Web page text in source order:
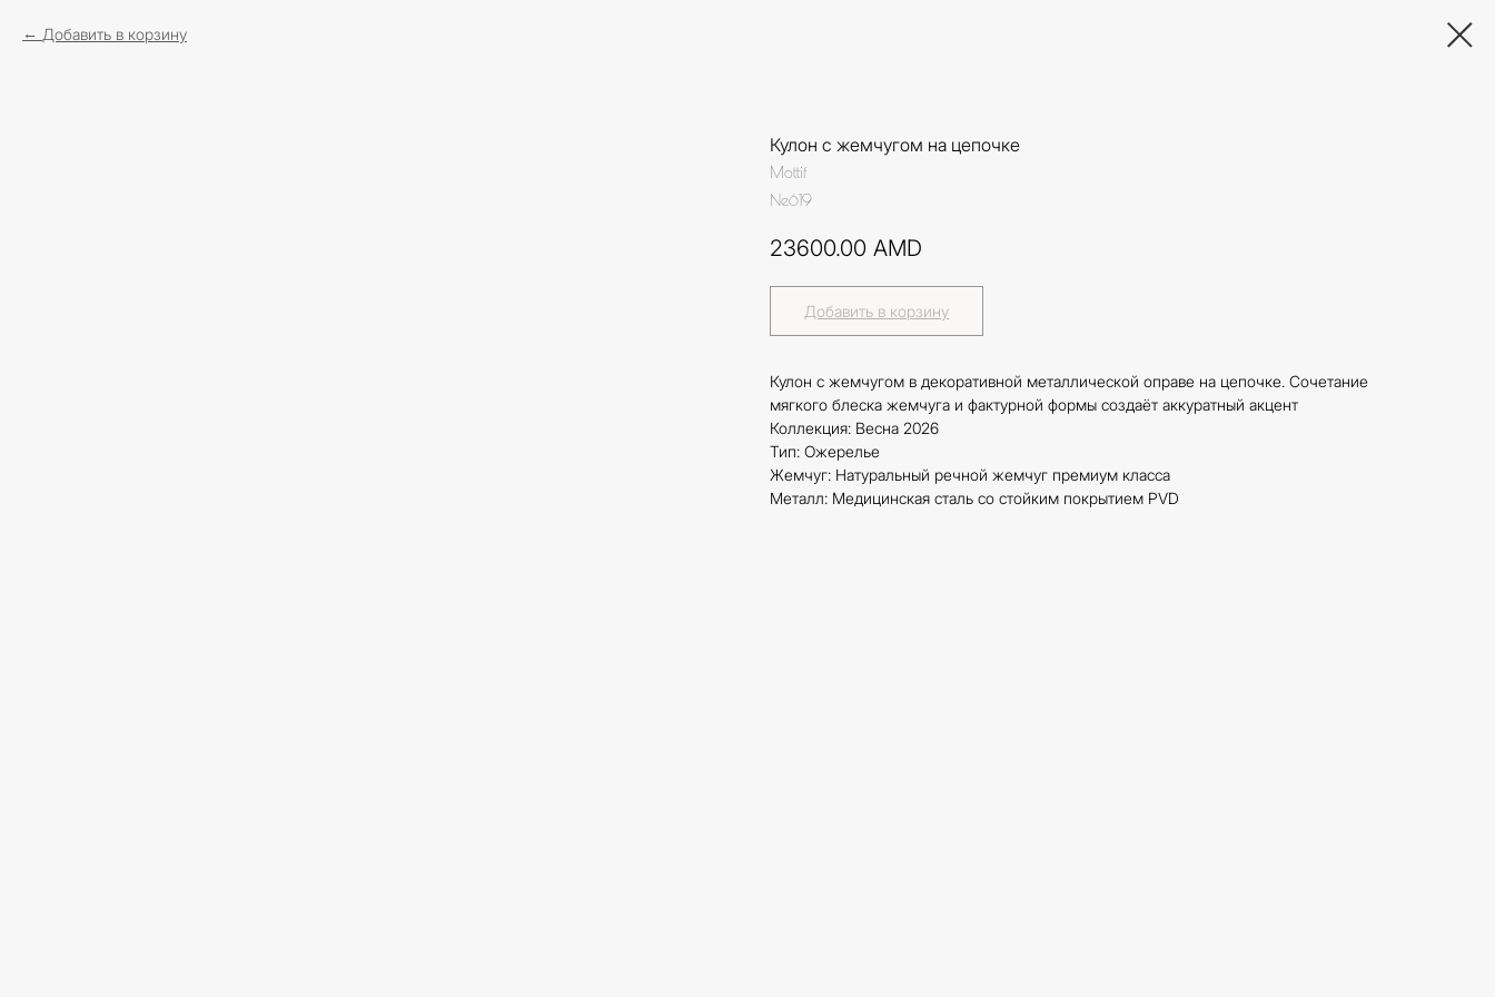
Добавить в корзину
Кулон с жемчугом на цепочке
Mottif
Ne619
23600.00 AMD
Добавить в корзину
Кулон с жемчугом в декоративной металлической оправе на цепочке. Сочетание
мягкого блеска жемчуга и фактурной формы создаёт аккуратный акцент
Коллекция: Весна 2026
Тип: Ожерелье
Жемчуг: Натуральный речной жемчуг премиум класса
Металл: Медицинская сталь со стойким покрытием PVD